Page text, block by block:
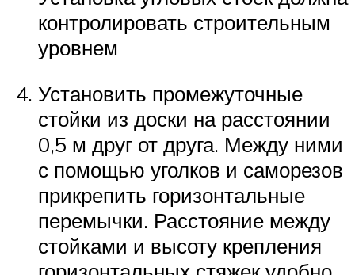
контролировать строительным
уровнем
Установить промежуточные
стойки из доски на расстоянии
0,5 м друг от друга. Между ними
с помощью уголков и саморезов
прикрепить горизонтальные
перемычки. Расстояние между
стойками и высоту крепления